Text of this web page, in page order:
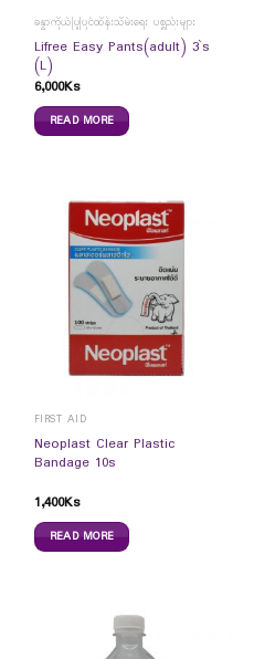
ခန္ဓာကိုယ်ပြုပြင်ထိန်းသိမ်းရေး ပစ္စည်းများ
Lifree Easy Pants(adult) 3`s
(L)
6,000Ks
READ MORE
FIRST AID
Neoplast Clear Plastic
Bandage 10s
1,400Ks
READ MORE